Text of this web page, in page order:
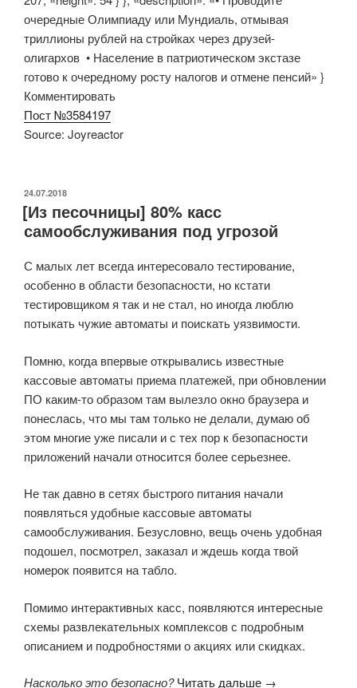
очередные Олимпиаду или Мундиаль, отмывая
триллионы рублей на стройках через друзей-
олигархов • Население в патриотическом экстазе
готово к очередному росту налогов и отмене пенсий» }
Комментировать
Пост №3584197
Source: Joyreactor
ОПУБЛИКОВАНО
24.07.2018
[Из песочницы] 80% касс
самообслуживания под угрозой
С малых лет всегда интересовало тестирование,
особенно в области безопасности, но кстати
тестировщиком я так и не стал, но иногда люблю
потыкать чужие автоматы и поискать уязвимости.
Помню, когда впервые открывались известные
кассовые автоматы приема платежей, при обновлении
ПО каким-то образом там вылезло окно браузера и
понеслась, что мы там только не делали, думаю об
этом многие уже писали и с тех пор к безопасности
приложений начали относится более серьезнее.
Не так давно в сетях быстрого питания начали
появляться удобные кассовые автоматы
самообслуживания. Безусловно, вещь очень удобная
подошел, посмотрел, заказал и ждешь когда твой
номерок появится на табло.
Помимо интерактивных касс, появляются интересные
схемы развлекательных комплексов с подробным
описанием и подробностями о акциях или скидках.
Насколько это безопасно? Читать дальше →